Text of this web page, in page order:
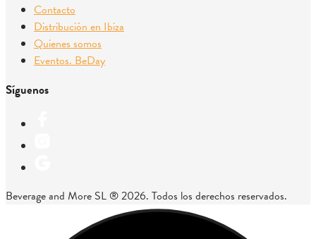
Contacto
Distribución en Ibiza
Quienes somos
Eventos. BeDay
Síguenos
Beverage and More SL ® 2026. Todos los derechos reservados.